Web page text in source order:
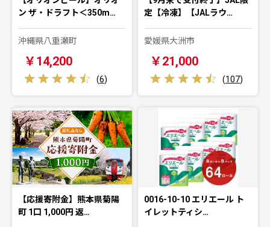
ン ザ・ドラフト＜350m…
沖縄県八重瀬町
￥14,200
(6)
定【冷凍】【JALラウ…
愛媛県大洲市
￥21,000
(107)
【応援寄附金】熊本県菊陽
町 1口 1,000円 返…
0016-10-10 エリエール ト
イレットティシ…